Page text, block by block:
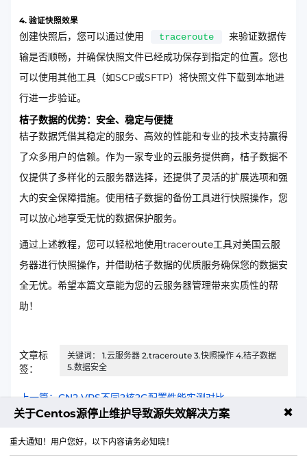
4. 验证快照效果
创建快照后，您可以通过使用 traceroute
来验证数据传
输是否顺畅，并确保快照文件已经成功保存到指定的位置。您也
可以使用其他工具（如SCP或SFTP）将快照文件下载到本地进
行进一步验证。
桔子数据的优势：安全、稳定与便捷
桔子数据凭借其稳定的服务、高效的性能和专业的技术支持赢得
了众多用户的信赖。作为一家专业的云服务提供商，桔子数据不
仅提供了多样化的云服务器选择，还提供了灵活的扩展选项和强
大的安全保障措施。使用桔子数据的备份工具进行快照操作，您
可以放心地享受无忧的数据保护服务。
通过上述教程，您可以轻松地使用traceroute工具对美国云服
务器进行快照操作，并借助桔子数据的优质服务确保您的数据安
全无忧。希望本篇文章能为您的云服务器管理带来实质性的帮
助！
文章标
签：
关键词： 1.云服务器 2.traceroute 3.快照操作 4.桔子数据
5.数据安全
上一篇：CN2 VPS不同2核2G配置性能实测对比
关于Centos源停止维护导致源失效解决方案 ✖
重大通知！用户您好，以下内容请务必知晓！